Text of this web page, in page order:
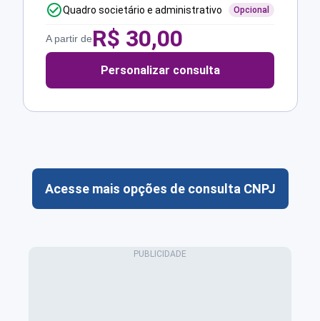
Quadro societário e administrativo Opcional
A partir deR$ 30,00
Personalizar consulta
Acesse mais opções de consulta CNPJ